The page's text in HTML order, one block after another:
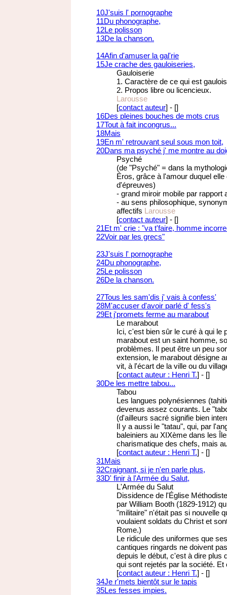
10J'suis l' pornographe
11Du phonographe,
12Le polisson
13De la chanson.
14Afin d'amuser la gal'rie
15Je crache des gauloiseries,
Gauloiserie
1. Caractère de ce qui est
2. Propos libre ou licencieux.
Larousse
[contact auteur] - []
16Des pleines bouches de mots crus
17Tout à fait incongrus...
18Mais
19En m' retrouvant seul sous mon toit,
20Dans ma psyché j' me montre au
Psyché
(de "Psyché" = dans la
Éros, grâce à l'amour duquel
d'épreuves)
- grand miroir mobile par rapport
- au sens philosophique,
affectifs Larousse
[contact auteur] - []
21Et m' crie : "va t'faire, homme
22Voir par les grecs"
23J'suis l' pornographe
24Du phonographe,
25Le polisson
26De la chanson.
27Tous les sam'dis j' vais à confess'
28M'accuser d'avoir parlé d' fess's
29Et j'promets ferme au marabout
Le marabout
Ici, c'est bien sûr le curé à qui le
marabout est un saint homme,
problèmes. Il peut être un peu
extension, le marabout désigne
vit, à l'écart de la ville ou du
[contact auteur : Henri T.] - []
30De les mettre tabou...
Tabou
Les langues polynésiennes
devenus assez courants. Le
(d'ailleurs sacré signifie bien
Il y a aussi le "tatau", qui, par
baleiniers au XIXème dans les
charismatique des chefs, mais
[contact auteur : Henri T.] - []
31Mais
32Craignant, si je n'en parle plus,
33D' finir à l'Armée du Salut,
L'Armée du Salut
Dissidence de l'Église
par William Booth (1829-1912)
"militaire" n'était pas si nouvelle
voulaient soldats du Christ et
Rome.)
Le ridicule des uniformes que
cantiques ringards ne doivent
depuis le début, c'est à dire plus
qui sont rejetés par la société. Et
[contact auteur : Henri T.] - []
34Je r'mets bientôt sur le tapis
35Les fesses impies.